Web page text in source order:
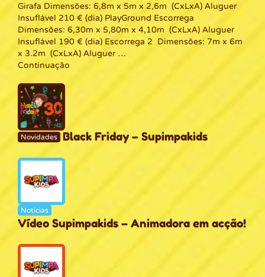
Girafa Dimensões: 6,8m x 5m x 2,6m (CxLxA) Aluguer
Insuflável 210 € (dia) PlayGround Escorrega
Dimensões: 6,30m x 5,80m x 4,10m (CxLxA) Aluguer
Insuflável 190 € (dia) Escorrega 2 Dimensões: 7m x 6m
x 3.2m (CxLxA) Aluguer …
Continuação
Novidades Black Friday – Supimpakids
Notícias
Vídeo Supimpakids – Animadora em acção!